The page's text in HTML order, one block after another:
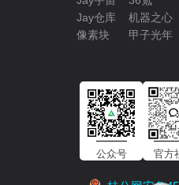
Jay仓库
像素块
机器之心
甲子光年
公众号 官方